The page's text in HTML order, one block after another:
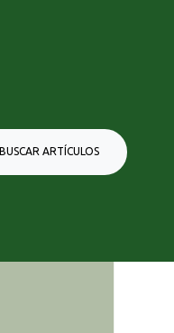
BUSCAR ARTÍCULOS